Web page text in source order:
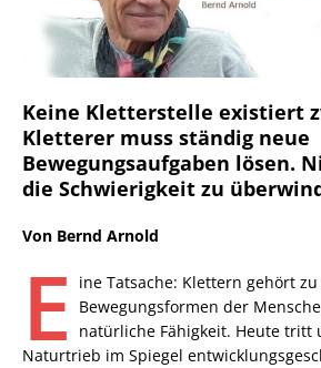
Keine Kletterstelle existiert
Kletterer muss ständig neue
Bewegungsaufgaben lösen.
die Schwierigkeit zu
Von Bernd Arnold
E
ine Tatsache: Klettern gehört
Bewegungsformen der
natürliche Fähigkeit. Heute tritt
Naturtrieb im Spiegel